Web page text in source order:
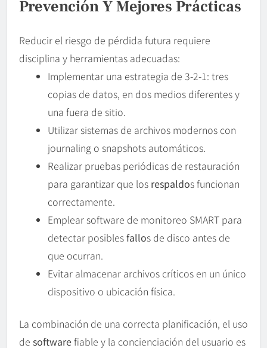
Prevención Y Mejores Prácticas
Reducir el riesgo de pérdida futura requiere
disciplina y herramientas adecuadas:
Implementar una estrategia de 3-2-1: tres
copias de datos, en dos medios diferentes y
una fuera de sitio.
Utilizar sistemas de archivos modernos con
journaling o snapshots automáticos.
Realizar pruebas periódicas de restauración
para garantizar que los respaldos funcionan
correctamente.
Emplear software de monitoreo SMART para
detectar posiblesfallos de disco antes de
que ocurran.
Evitar almacenar archivos críticos en un único
dispositivo o ubicación física.
La combinación de una correcta planificación, el uso
de softwarefiable y la concienciación del usuario es